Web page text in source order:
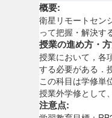
概要:
衛星リモートセン
って把握・解決す
授業の進め方・
授業において，各
する必要がある．
この科目は学修単
授業外学修として
注意点: